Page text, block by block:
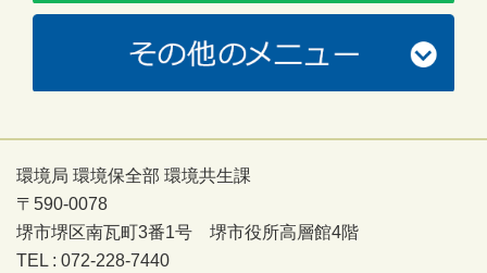
環境局 環境保全部 環境共生課
〒590-0078
堺市堺区南瓦町3番1号 堺市役所高層館4階
TEL : 072-228-7440